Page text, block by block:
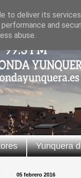
Yunquera
05 febrero 2016
to deliver its
and
abuse.